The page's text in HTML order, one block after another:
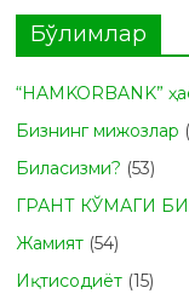
Бўлимлар
“HAMKORBANK”
Бизнинг мижозлар
Биласизми? (53)
ГРАНТ КЎМАГИ
Жамият (54)
Иқтисодиёт (15)